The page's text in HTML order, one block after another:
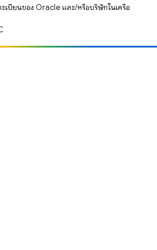
เบียนของ Oracle และ/หรือบริษัทในเครือ